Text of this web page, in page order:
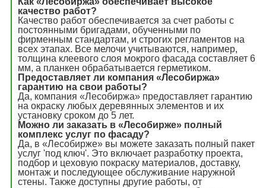
качество работ?
Качество работ обеспечивается за счет работы с
постоянными бригадами, обученными по
фирменным стандартам, и строгих регламентов на
всех этапах. Все мелочи учитываются, например,
толщина клеевого слоя мокрого фасада составляет 6
мм, а планкен обрабатывается герметиком.
Предоставляет ли компания «Лесобиржа»
гарантию на свои работы?
Да, компания «Лесобиржа» предоставляет гарантию
на окраску любых деревянных элементов и их
установку сроком до 5 лет.
Можно ли заказать в «Лесобирже» полный
комплекс услуг по фасаду?
Да, в «Лесобирже» вы можете заказать полный пакет
услуг 'под ключ'. Это включает разработку проекта,
подбор и цеховую покраску материалов, доставку,
монтаж и последующее обслуживание наружной
стены. Также доступны другие работы, от